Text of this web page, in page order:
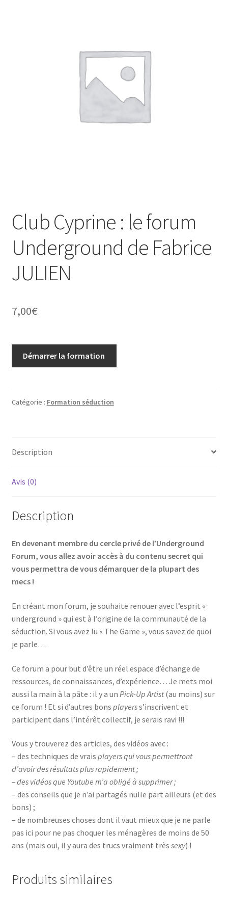
Club Cyprine : le forum
Underground de Fabrice
JULIEN
7,00€
Démarrer la formation
Catégorie : Formation séduction
Description
Avis (0)
Description
En devenant membre du cercle privé de l’Underground
Forum, vous allez avoir accès à du contenu secret qui
vous permettra de vous démarquer de la plupart des
mecs !
En créant mon forum, je souhaite renouer avec l’esprit «
underground » qui est à l’origine de la communauté de la
séduction. Si vous avez lu « The Game », vous savez de quoi
je parle…
Ce forum a pour but d’être un réel espace d’échange de
ressources, de connaissances, d’expérience… Je mets moi
aussi la main à la pâte : il y a un Pick-Up Artist(au moins) sur
ce forum ! Et si d’autres bons playerss’inscrivent et
participent dans l’intérêt collectif, je serais ravi !!!
Vous y trouverez des articles, des vidéos avec :
– des techniques de vrais playersqui vous permettront
d’avoir des résultats plus rapidement ;
– des vidéos que Youtube m’a obligé à supprimer ;
– des conseils que je n’ai partagés nulle part ailleurs (et des
bons) ;
– de nombreuses choses dont il vaut mieux que je ne parle
pas ici pour ne pas choquer les ménagères de moins de 50
ans (mais oui, il y aura des trucs vraiment très sexy) !
Produits similaires